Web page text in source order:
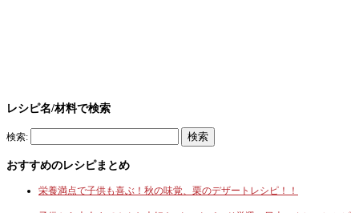
レシピ名/材料で検索
検索:
おすすめのレシピまとめ
栄養満点で子供も喜ぶ！秋の味覚、栗のデザートレシピ！！